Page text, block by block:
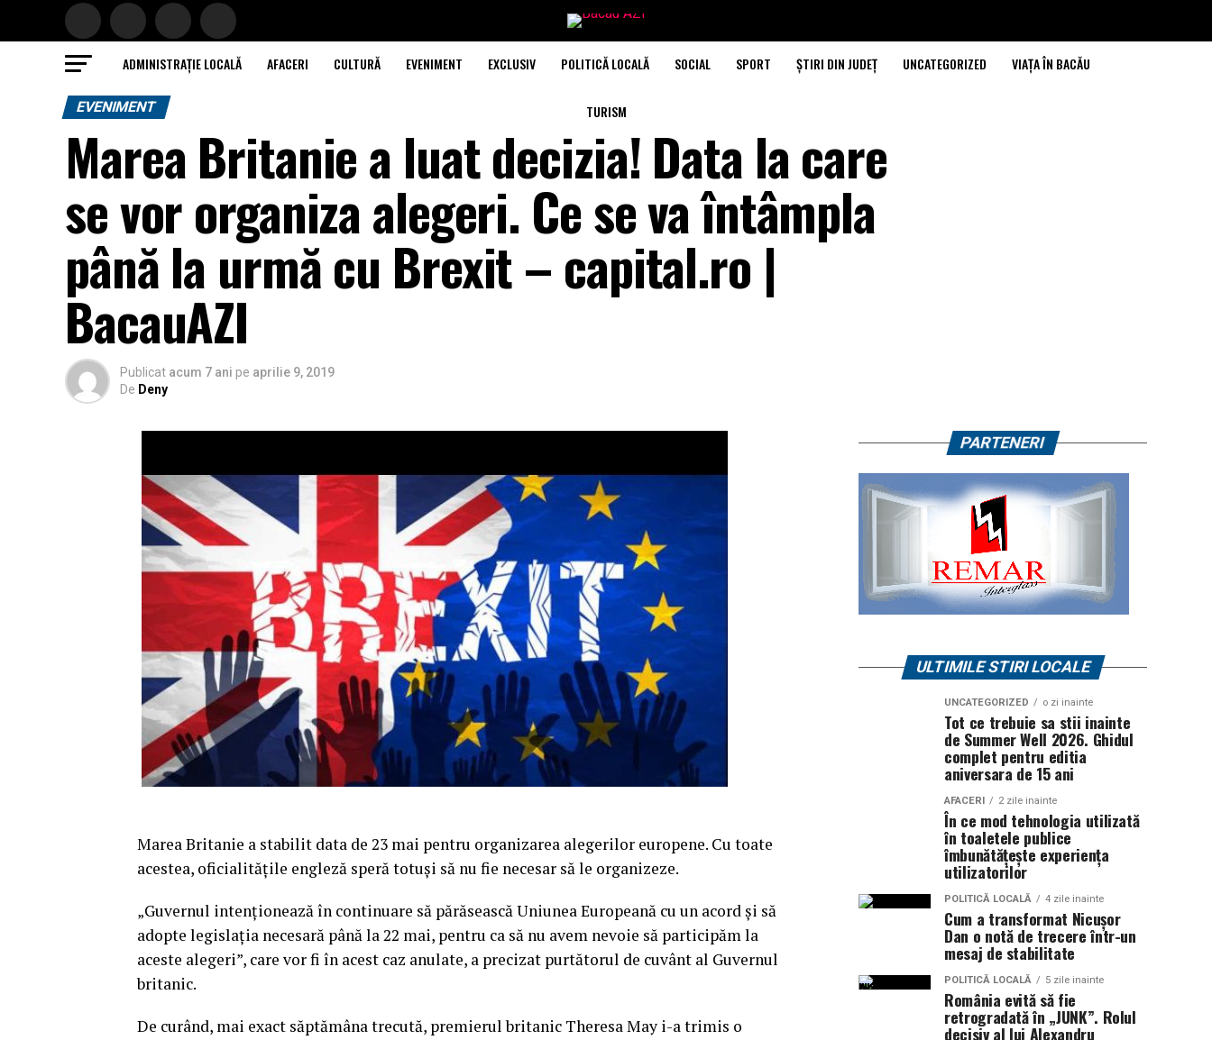
ADMINISTRAȚIE LOCALĂ AFACERI CULTURĂ EVENIMENT EXCLUSIV POLITICĂ LOCALĂ SOCIAL SPORT ȘTIRI DIN JUDEȚ UNCATEGORIZED VIAȚA ÎN BACĂU
TURISM
EVENIMENT
Marea Britanie a luat decizia! Data la care
se vor organiza alegeri. Ce se va întâmpla
până la urmă cu Brexit – capital.ro |
BacauAZI
Publicat acum 7 ani pe aprilie 9, 2019
De Deny
Marea Britanie a stabilit data de 23 mai pentru organizarea alegerilor europene. Cu toate
acestea, oficialitățile engleză speră totuși să nu fie necesar să le organizeze.
„Guvernul intenţionează în continuare să părăsească Uniunea Europeană cu un acord şi să
adopte legislaţia necesară până la 22 mai, pentru ca să nu avem nevoie să participăm la
aceste alegeri”, care vor fi în acest caz anulate, a precizat purtătorul de cuvânt al Guvernul
britanic.
De curând, mai exact săptămâna trecută, premierul britanic Theresa May i-a trimis o
PARTENERI
ULTIMILE STIRI LOCALE
UNCATEGORIZED o zi inainte
Tot ce trebuie sa stii inainte
de Summer Well 2026. Ghidul
complet pentru editia
aniversara de 15 ani
AFACERI 2 zile inainte
În ce mod tehnologia utilizată
în toaletele publice
îmbunătățește experiența
utilizatorilor
POLITICĂ LOCALĂ 4 zile inainte
Cum a transformat Nicușor
Dan o notă de trecere într-un
mesaj de stabilitate
POLITICĂ LOCALĂ 5 zile inainte
România evită să fie
retrogradată în „JUNK”. Rolul
decisiv al lui Alexandru